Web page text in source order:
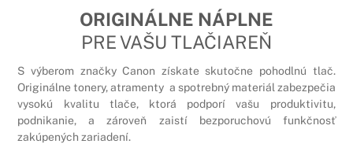
ORIGINÁLNE NÁPLNE
PRE VAŠU TLAČIAREŇ
S výberom značky Canon získate skutočne pohodlnú tlač.
Originálne tonery, atramenty a spotrebný materiál zabezpečia
vysokú kvalitu tlače, ktorá podporí vašu produktivitu,
podnikanie, a zároveň zaistí bezporuchovú funkčnosť
zakúpených zariadení.